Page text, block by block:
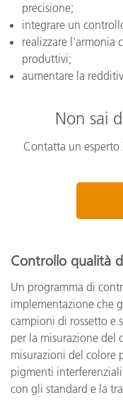
precisione;
integrare un
realizzare l'armonia
produttivi;
aumentare la
Non sai
Contatta un esperto
Controllo qualità
Un programma di
implementazione che
campioni di rossetto e
per la misurazione del
misurazioni del colore
pigmenti
con gli standard e la